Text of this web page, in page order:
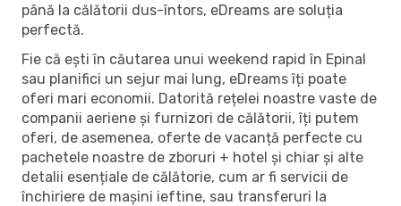
până la călătorii dus-întors, eDreams are soluția
perfectă.
Fie că ești în căutarea unui weekend rapid în Epinal
sau planifici un sejur mai lung, eDreams îți poate
oferi mari economii. Datorită rețelei noastre vaste de
companii aeriene și furnizori de călătorii, îți putem
oferi, de asemenea, oferte de vacanță perfecte cu
pachetele noastre de zboruri + hotel și chiar și alte
detalii esențiale de călătorie, cum ar fi servicii de
închiriere de mașini ieftine, sau transferuri la